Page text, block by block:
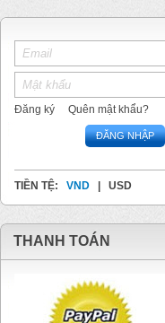
Đăng ký Quên mật khẩu?
ĐĂNG NHẬP
TIỀN TỆ: VND USD
THANH TOÁN